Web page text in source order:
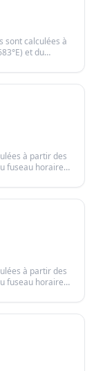
sont calculées à
et du
à partir des
fuseau horaire
à partir des
fuseau horaire